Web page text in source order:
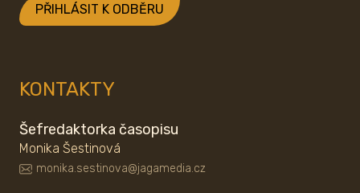
PŘIHLÁSIT K ODBĚRU
KONTAKTY
Šefredaktorka časopisu
Monika Šestinová
monika.sestinova@jagamedia.cz